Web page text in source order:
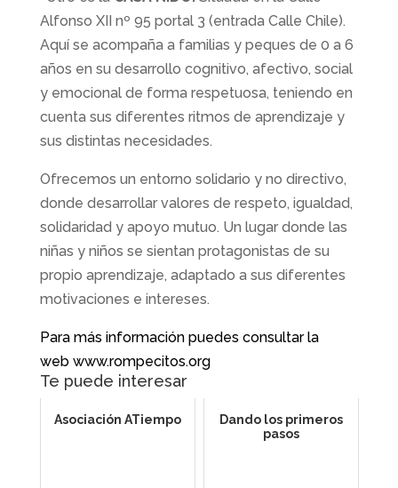
Alfonso XII nº 95 portal 3 (entrada Calle Chile).
Aquí se acompaña a familias y peques de 0 a 6
años en su desarrollo cognitivo, afectivo, social
y emocional de forma respetuosa, teniendo en
cuenta sus diferentes ritmos de aprendizaje y
sus distintas necesidades.
Ofrecemos un entorno solidario y no directivo,
donde desarrollar valores de respeto, igualdad,
solidaridad y apoyo mutuo. Un lugar donde las
niñas y niños se sientan protagonistas de su
propio aprendizaje, adaptado a sus diferentes
motivaciones e intereses.
Para más información puedes consultar la
web www.rompecitos.org
Te puede interesar
Asociación ATiempo
Dando los primeros
pasos